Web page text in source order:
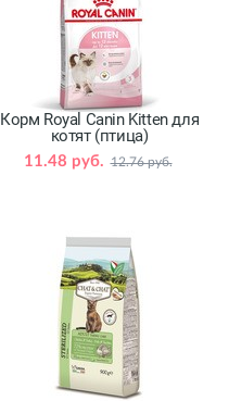
Корм Royal Canin Kitten для
котят (птица)
11.48 руб. 12.76 руб.